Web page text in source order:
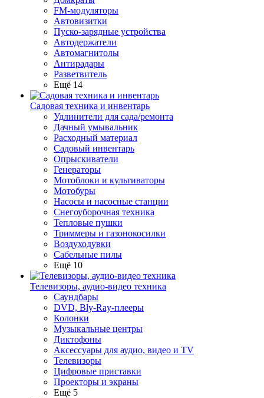
FM-модуляторы
Автовизитки
Пуско-зарядные устройства
Автодержатели
Автомагнитолы
Антирадары
Разветвитель
Ещё 14
Садовая техника и инвентарь
Удлинители для сада/ремонта
Дачный умывальник
Расходный материал
Садовый инвентарь
Опрыскиватели
Генераторы
Мотоблоки и культиваторы
Мотобуры
Насосы и насосные станции
Снегоуборочная техника
Тепловые пушки
Триммеры и газонокосилки
Воздуходувки
Сабельные пилы
Ещё 10
Телевизоры, аудио-видео техника
Саундбары
DVD, Bly-Ray-плееры
Колонки
Музыкальные центры
Диктофоны
Аксессуары для аудио, видео и TV
Телевизоры
Цифровые приставки
Проекторы и экраны
Ещё 5